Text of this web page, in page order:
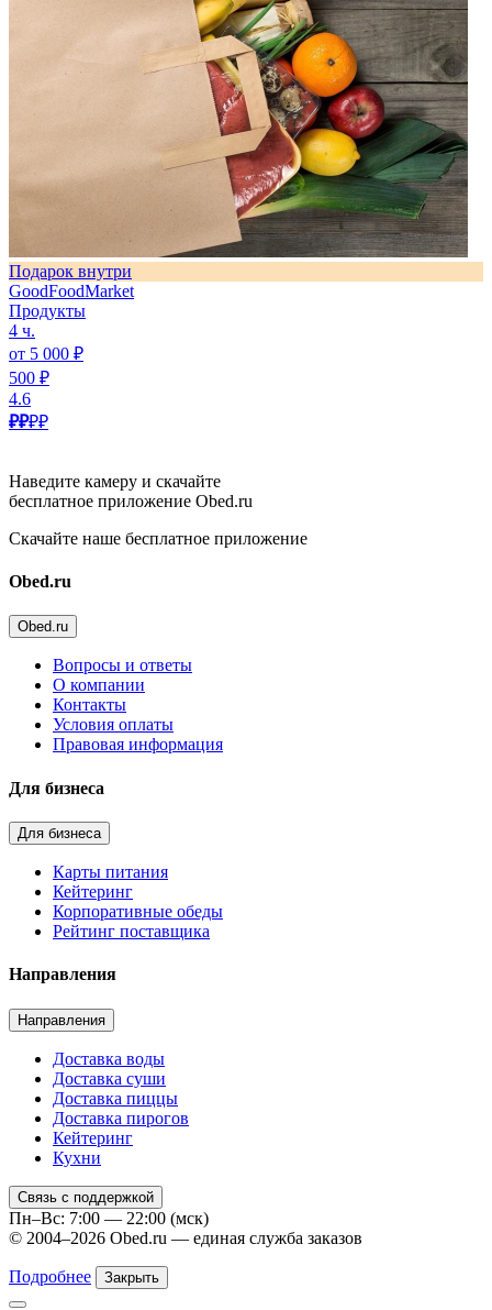
Подарок внутри
GoodFoodMarket
Продукты
4 ч.
от 5 000 ₽
500 ₽
4.6
₽₽₽₽
Наведите камеру и скачайте
бесплатное приложение Obed.ru
Скачайте наше бесплатное приложение
Obed.ru
Obed.ru
Вопросы и ответы
О компании
Контакты
Условия оплаты
Правовая информация
Для бизнеса
Для бизнеса
Карты питания
Кейтеринг
Корпоративные обеды
Рейтинг поставщика
Направления
Направления
Доставка воды
Доставка суши
Доставка пиццы
Доставка пирогов
Кейтеринг
Кухни
Связь с поддержкой
Пн–Вс: 7:00 — 22:00 (мск)
© 2004–2026 Obed.ru — единая служба заказов
Подробнее Закрыть